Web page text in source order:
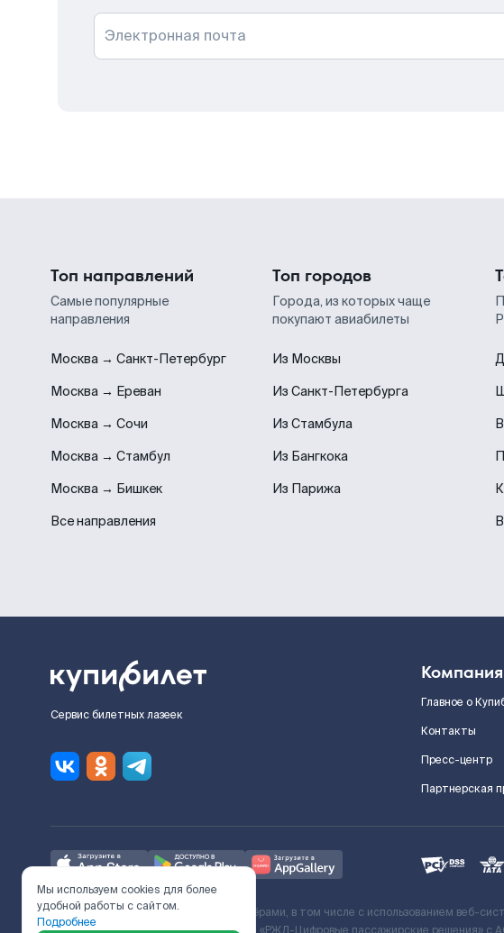
Электронная почта
Топ направлений
Самые популярные
направления
Москва → Санкт-Петербург
Москва → Ереван
Москва → Сочи
Москва → Стамбул
Москва → Бишкек
Все направления
Топ городов
Города, из которых чаще
покупают авиабилеты
Из Москвы
Из Санкт-Петербурга
Из Стамбула
Из Бангкока
Из Парижа
Сервис билетных лазеек
Компания
Главное о
Контакты
Пресс-центр
Партнерская
Ж/Д билеты предоставляются партнёрами, в том числе с использованием веб-
Мы используем cookies для более
удобной работы с сайтом.
Подробнее